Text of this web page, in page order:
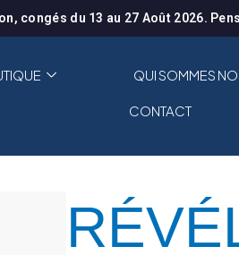
congés du 13 au 27 Août 2026.
QUI SOMMES
CONTACT